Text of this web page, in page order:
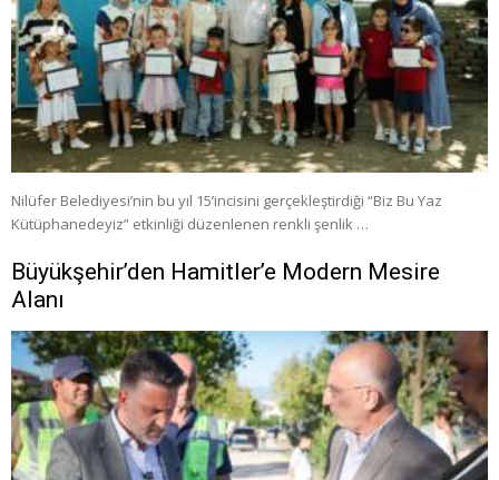
Nilüfer Belediyesi’nin bu yıl 15’incisini gerçekleştirdiği “Biz Bu Yaz
Kütüphanedeyiz” etkinliği düzenlenen renkli şenlik …
Büyükşehir’den Hamitler’e Modern Mesire
Alanı